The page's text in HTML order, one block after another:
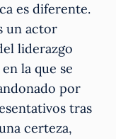
es diferente.
un actor
liderazgo
la que se
por
tras
certeza,